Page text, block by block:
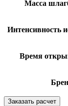
Масса
Интенсивность
Время
Заказать расчет